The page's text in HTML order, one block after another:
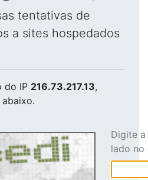
tentativas de
a sites hospedados
do IP 216.73.217.13,
Digite
lado no